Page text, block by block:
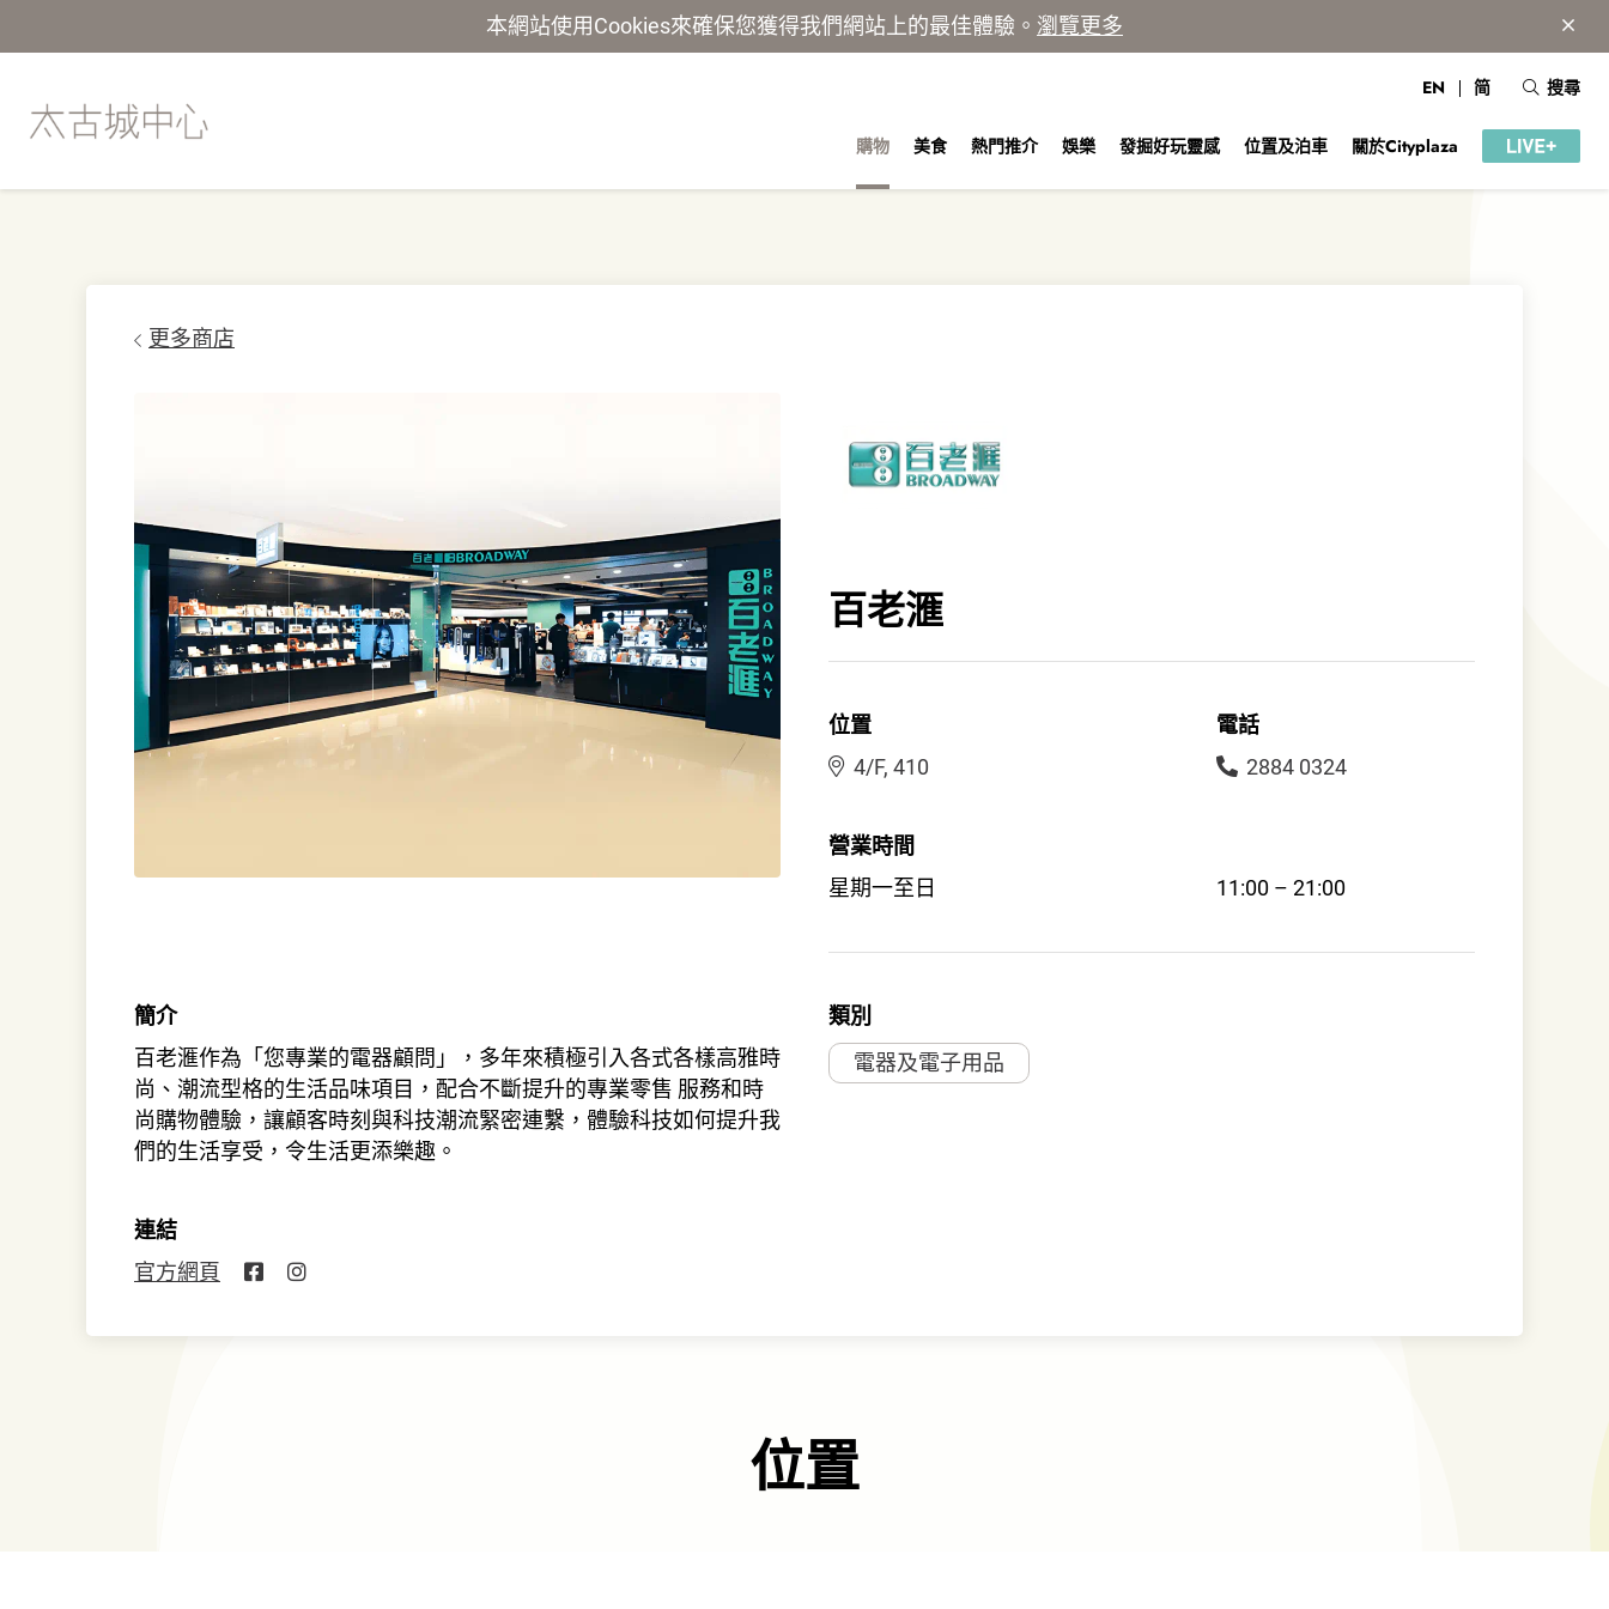
本網站使用Cookies來確保您獲得我們網站上的最佳體驗。 瀏覽更多
購物 美食 熱門推介 娛樂 發掘好玩靈感 位置及泊車 關於Cityplaza
EN 简 搜尋
百老滙
位置
4/F, 410
電話
2884 0324
營業時間
星期一至日
11:00 – 21:00
簡介
百老滙作為「您專業的電器顧問」，多年來積極引入各式各樣高雅時
尚、潮流型格的生活品味項目，配合不斷提升的專業零售 服務和時
尚購物體驗，讓顧客時刻與科技潮流緊密連繫，體驗科技如何提升我
們的生活享受，令生活更添樂趣。
連結
官方網頁
類別
電器及電子用品
更多商店
位置